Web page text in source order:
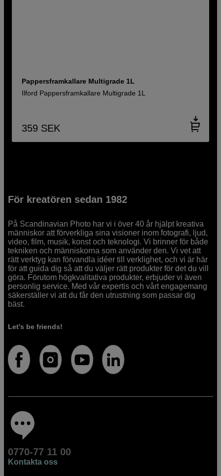
Pappersframkallare Multigrade 1L
Ilford Pappersframkallare Multigrade 1L
359 SEK
För kreatören sedan 1982
På Scandinavian Photo har vi i över 40 år hjälpt kreativa
människor att förverkliga sina visioner inom fotografi, ljud,
video, film, musik, konst och teknologi. Vi brinner för både
tekniken och människorna som använder den. Vi vet att
rätt verktyg kan förvandla idéer till verklighet, och vi är här
för att guida dig så att du väljer rätt produkter för det du vill
göra. Förutom högkvalitativa produkter, erbjuder vi även
personlig service. Med vår expertis och vårt engagemang
säkerställer vi att du får den utrustning som passar dig
bäst.
Let's be friends!
0770-77 11 00
Kontakta oss